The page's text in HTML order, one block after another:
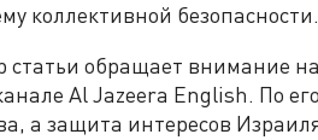
коллективной безопасности.
статьи обращает внимание
Al Jazeera English. По
а защита интересов